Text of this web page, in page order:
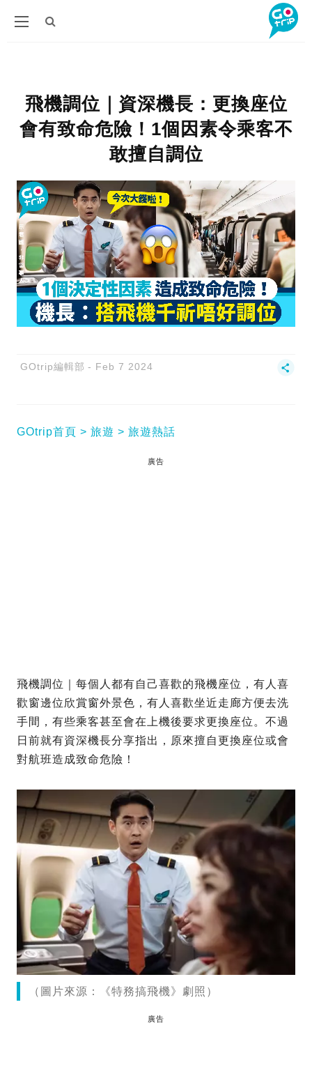
飛機調位｜資深機長：更換座位
會有致命危險！1個因素令乘客不
敢擅自調位
GOtrip編輯部 Feb 7 2024
GOtrip首頁 旅遊 旅遊熱話
廣告
飛機調位｜每個人都有自己喜歡的飛機座位，有人喜
歡窗邊位欣賞窗外景色，有人喜歡坐近走廊方便去洗
手間，有些乘客甚至會在上機後要求更換座位。不過
日前就有資深機長分享指出，原來擅自更換座位或會
對航班造成致命危險！
（圖片來源：《特務搞飛機》劇照）
廣告